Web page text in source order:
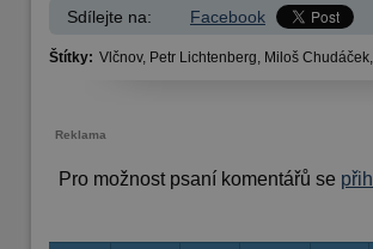
Sdílejte na: Facebook
Štítky: Vlčnov, Petr Lichtenberg, Miloš Chudáček,
Reklama
Pro možnost psaní komentářů se